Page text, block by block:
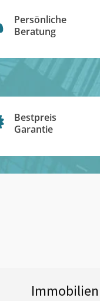
Persönliche
Beratung
Bestpreis
Garantie